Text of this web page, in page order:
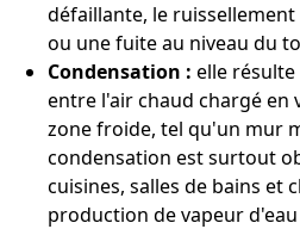
défaillante, le ruissellement
ou une fuite au niveau du
Condensation : elle
entre l'air chaud chargé en
zone froide, tel qu'un mur
condensation est surtout
cuisines, salles de bains et
production de vapeur